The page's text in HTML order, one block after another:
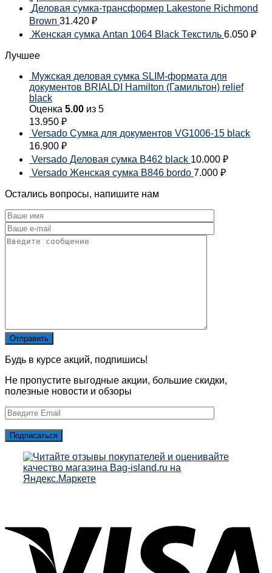
Деловая сумка-трансформер Lakestone Richmond
Brown 31.420 ₽
Женская сумка Antan 1064 Black Текстиль 6.050 ₽
Лучшее
Мужская деловая сумка SLIM-формата для
документов BRIALDI Hamilton (Гамильтон) relief
black
Оценка 5.00 из 5
13.950 ₽
Versado Сумка для документов VG1006-15 black
16.900 ₽
Versado Деловая сумка B462 black 10.000 ₽
Versado Женская сумка B846 bordo 7.000 ₽
Остались вопросы, напишите нам
Будь в курсе акций, подпишись!
Не пропустите выгодные акции, большие скидки,
полезные новости и обзоры